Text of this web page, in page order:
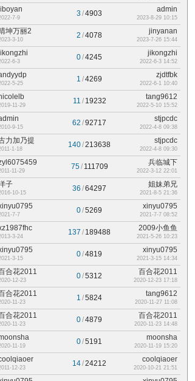
liboyan
7-9
3 /4903 admin
2023-8-29 10:15
坤万丽2
3-10
2 /4078 jinyanan
2023-7-26 15:44
6-3
0/4245 jikongzhi
2022-6-3 14:52
5-25
1 /4269 zjdtfbk
2022-6-1 10:40
11-29
11 / 19232 tang9612
2022-5-10 15:52
9-15
62 /92717 stjpcdc
2022-4-8 09:38
力加乃提
1-18
140/213638 stjpcdc
2022-4-8 09:30
11-29
75/ 111709 兵临城下
2022-3-12 22:01
子
10-15
36 /64297 姐妹弟兄
2021-8-5 21:36
7-7
0/5269 xinyu0795
2021-7-7 08:52
3-24
137 / 189488 2009小鱼鱼
2021-5-26 10:23
3-15
0/4819 xinyu0795
2021-3-15 14:34
合花2011
12-23
0/5312 百合花2011
2020-12-23 17:18
合花2011
11-23
1 /5824 tang9612
2020-11-27 11:08
合花2011
11-23
0/4879 百合花2011
2020-11-23 14:48
11-19
0/5191 moonsha
2020-11-19 15:20
12-23
14/24212 coolqiaoer
2020-10-21 21:51